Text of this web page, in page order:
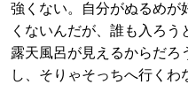
強くない。自分がぬるめが
くないんだが、誰も入ろ
露天風呂が見えるからだろ
し、そりゃそっちへ行くわ